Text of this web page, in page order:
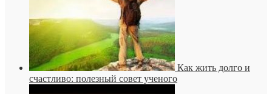
Как жить долго и
счастливо: полезный совет ученого